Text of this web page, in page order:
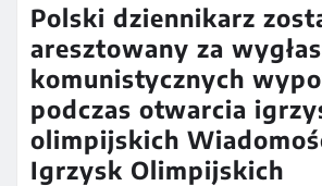
Polski dziennikarz
aresztowany za
komunistycznych
podczas otwarcia
olimpijskich
Igrzysk Olimpijskich